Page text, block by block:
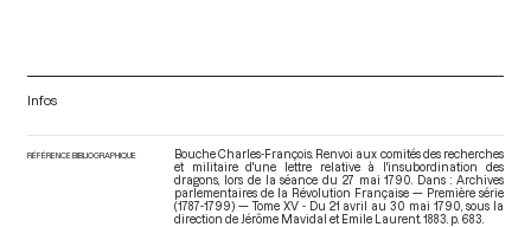
Infos
RÉFÉRENCE BIBLIOGRAPHIQUE
Bouche Charles-François. Renvoi aux comités des recherches
et militaire d'une lettre relative à l'insubordination des
dragons, lors de la séance du 27 mai 1790. Dans : Archives
parlementaires de la Révolution Française — Première série
(1787-1799) — Tome XV - Du 21 avril au 30 mai 1790 , sous la
direction de Jérôme Mavidal et Emile Laurent. 1883. p. 683.